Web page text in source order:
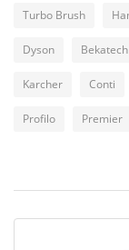
Turbo Brush
Dyson Bekatech
Karcher Conti
Profilo Premier